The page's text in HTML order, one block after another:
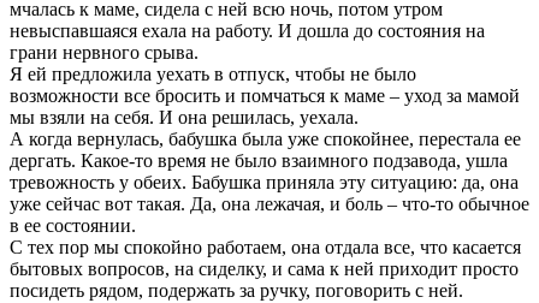
мчалась к маме, сидела с ней всю ночь, потом утром
невыспавшаяся ехала на работу. И дошла до состояния на
грани нервного срыва.
Я ей предложила уехать в отпуск, чтобы не было
возможности все бросить и помчаться к маме – уход за мамой
мы взяли на себя. И она решилась, уехала.
А когда вернулась, бабушка была уже спокойнее, перестала ее
дергать. Какое-то время не было взаимного подзавода, ушла
тревожность у обеих. Бабушка приняла эту ситуацию: да, она
уже сейчас вот такая. Да, она лежачая, и боль – что-то обычное
в ее состоянии.
С тех пор мы спокойно работаем, она отдала все, что касается
бытовых вопросов, на сиделку, и сама к ней приходит просто
посидеть рядом, подержать за ручку, поговорить с ней.